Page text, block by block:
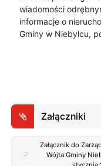
wiadomości
informacje o
Gminy w Niebylcu,
Załączniki
Załącznik do
Wójta Gminy